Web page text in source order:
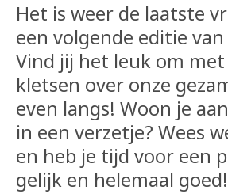
Het is weer de laatste
een volgende editie van
Vind jij het leuk om
kletsen over onze
even langs! Woon je
in een verzetje? Wees
en heb je tijd voor een
gelijk en helemaal goed!